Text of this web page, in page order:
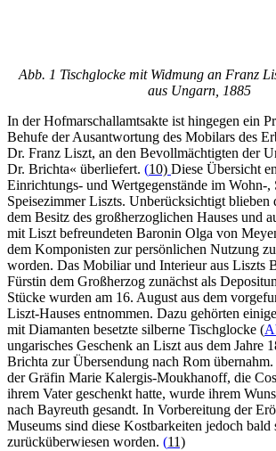
Abb. 1 Tischglocke mit Widmung an Franz
aus Ungarn, 1885
In der Hofmarschallamtsakte ist hingegen ein
Behufe der Ausantwortung des Mobilars des
Dr. Franz Liszt, an den Bevollmächtigten der
Dr. Brichta« überliefert. (10) Diese Übersicht
Einrichtungs- und Wertgegenstände im Wohn-,
Speisezimmer Liszts. Unberücksichtigt blieben
dem Besitz des großherzoglichen Hauses und
mit Liszt befreundeten Baronin Olga von
dem Komponisten zur persönlichen Nutzung
worden. Das Mobiliar und Interieur aus Liszts
Fürstin dem Großherzog zunächst als
Stücke wurden am 16. August aus dem
Liszt-Hauses entnommen. Dazu gehörten
mit Diamanten besetzte silberne Tischglocke (
ungarisches Geschenk an Liszt aus dem Jahre
Brichta zur Übersendung nach Rom
der Gräfin Marie Kalergis-Moukhanoff, die
ihrem Vater geschenkt hatte, wurde ihrem
nach Bayreuth gesandt. In Vorbereitung der
Museums sind diese Kostbarkeiten jedoch bald
zurücküberwiesen worden. (11)